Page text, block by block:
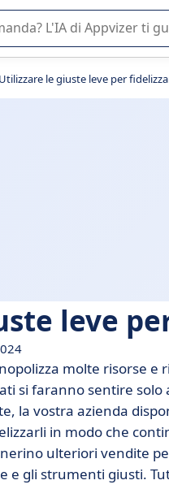
vi guida nell'utilizzo o nella
Utilizzare le giuste leve per
leve
molte risorse
si faranno sentire
la vostra azienda
in modo che
ulteriori vendite
e gli strumenti giusti.